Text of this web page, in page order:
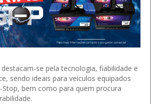
se pela tecnologia, fiabilidade e
sendo ideais para veículos equipados
bem como para quem procura